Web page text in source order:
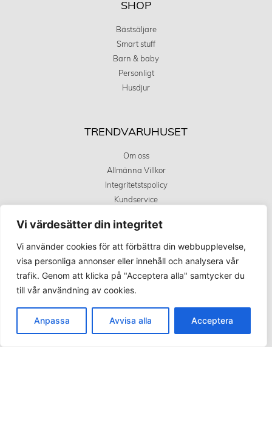
Vi värdesätter din integritet
Vi använder cookies för att förbättra din webbupplevelse,
visa personliga annonser eller innehåll och analysera vår
trafik. Genom att klicka på "Acceptera alla" samtycker du
till vår användning av cookies.
Anpassa Avvisa alla Acceptera
SHOP
Bästsäljare
Smart stuff
Barn & baby
Personligt
Husdjur
TRENDVARUHUSET
Om oss
Allmänna Villkor
Integritetstspolicy
Kundservice
KÖPINFORMATION
Betalningsalternativ
Frakt och leverans
Retur
Spåra din order